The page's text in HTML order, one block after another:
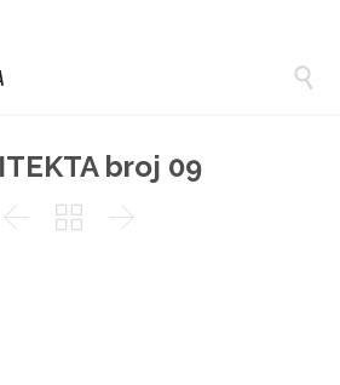

broj 09
  